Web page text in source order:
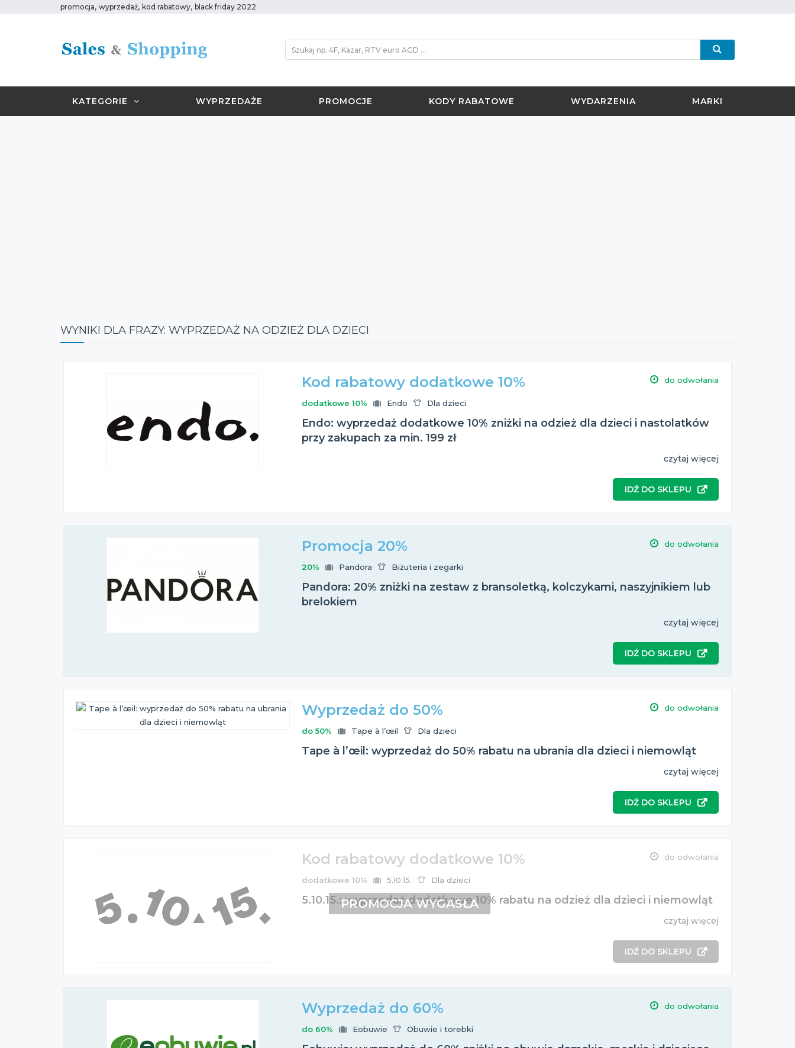
promocja, wyprzedaż, kod rabatowy, black friday 2022
KATEGORIE WYPRZEDAŻE PROMOCJE KODY RABATOWE WYDARZENIA MARKI
WYNIKI DLA FRAZY: WYPRZEDAŻ NA ODZIEŻ DLA DZIECI
Kod rabatowy dodatkowe 10% do odwołania
dodatkowe 10% Endo Dla dzieci
Endo: wyprzedaż dodatkowe 10% zniżki na odzież dla dzieci i nastolatków
przy zakupach za min. 199 zł
czytaj więcej
IDŹ DO SKLEPU
Promocja 20% do odwołania
20% Pandora Biżuteria i zegarki
Pandora: 20% zniżki na zestaw z bransoletką, kolczykami, naszyjnikiem lub
brelokiem
czytaj więcej
IDŹ DO SKLEPU
Wyprzedaż do 50% do odwołania
do 50% Tape à l’œil Dla dzieci
Tape à l’œil: wyprzedaż do 50% rabatu na ubrania dla dzieci i niemowląt
czytaj więcej
IDŹ DO SKLEPU
Kod rabatowy dodatkowe 10% do odwołania
dodatkowe 10% 5.10.15. Dla dzieci
5.10.15.: wyprzedaż dodatkowe 10% rabatu na odzież dla dzieci i niemowląt
czytaj więcej
IDŹ DO SKLEPU
PROMOCJA WYGASŁA
Wyprzedaż do 60% do odwołania
do 60% Eobuwie Obuwie i torebki